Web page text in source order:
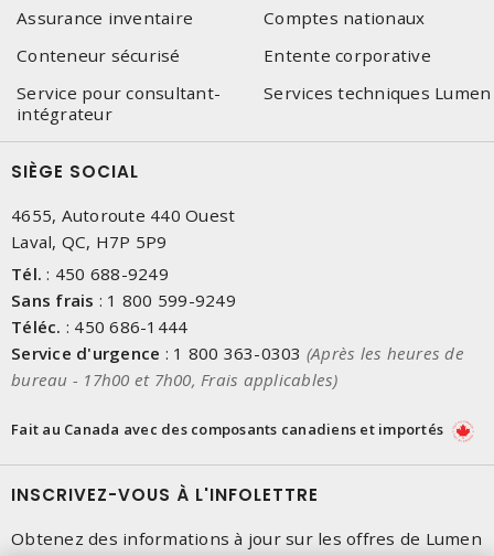
Assurance inventaire
Comptes nationaux
Conteneur sécurisé
Entente corporative
Service pour consultant-
intégrateur
Services techniques Lumen
SIÈGE SOCIAL
4655, Autoroute 440 Ouest
Laval, QC, H7P 5P9
Tél. : 450 688-9249
Sans frais : 1 800 599-9249
Téléc. : 450 686-1444
Service d'urgence : 1 800 363-0303 (Après les heures de
bureau - 17h00 et 7h00, Frais applicables)
Fait au Canada avec des composants canadiens et importés
INSCRIVEZ-VOUS À L'INFOLETTRE
Obtenez des informations à jour sur les offres de Lumen